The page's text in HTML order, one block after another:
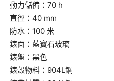
動力儲備：70 h
直徑：40 mm
防水：100 米
錶面：藍寶石玻璃
錶盤：黑色
錶殼物料：904L鋼